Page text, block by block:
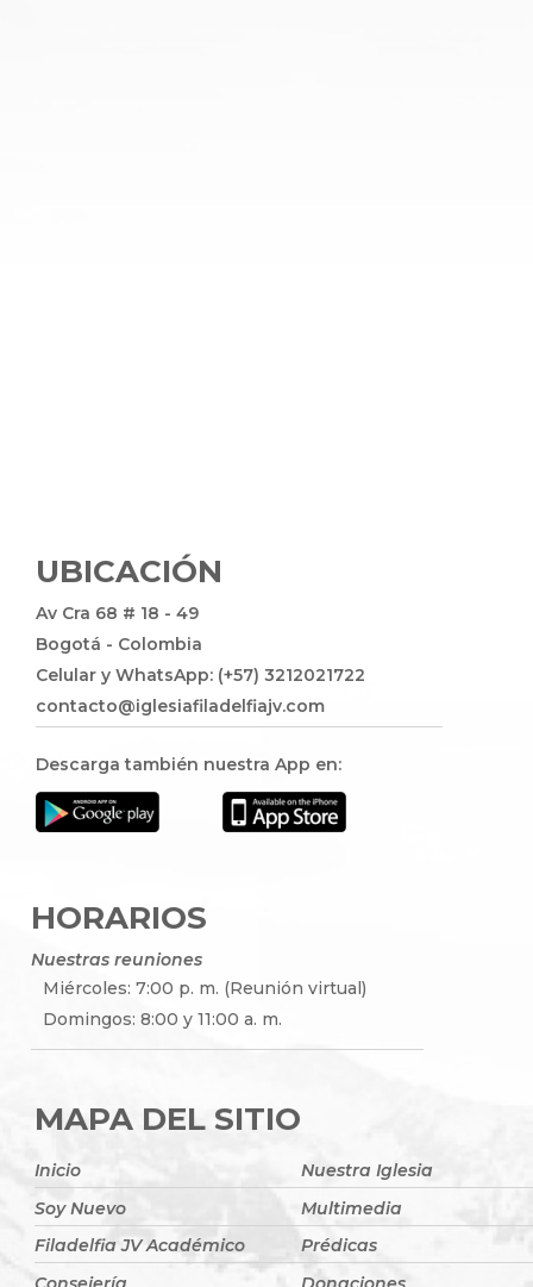
UBICACIÓN
Av Cra 68 # 18 - 49
Bogotá - Colombia
Celular y WhatsApp: (+57) 3212021722
contacto@iglesiafiladelfiajv.com
Descarga también nuestra App en:
HORARIOS
Nuestras reuniones
Miércoles: 7:00 p. m. (Reunión virtual)
Domingos: 8:00 y 11:00 a. m.
MAPA DEL SITIO
Inicio
Nuestra Iglesia
Soy Nuevo
Multimedia
Filadelfia JV Académico
Prédicas